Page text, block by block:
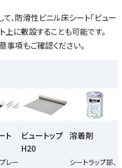
、防滑性ビニル床シート「ビュー
上に敷設することも可能です。
項もご確認ください。
ト
レー
ビュートップ
H20
溶着剤
シートラップ部、